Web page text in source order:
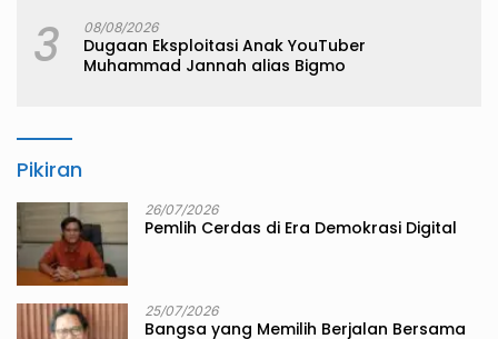
3 08/08/2026
Dugaan Eksploitasi Anak YouTuber
Muhammad Jannah alias Bigmo
Pikiran
26/07/2026
Pemlih Cerdas di Era Demokrasi Digital
25/07/2026
Bangsa yang Memilih Berjalan Bersama